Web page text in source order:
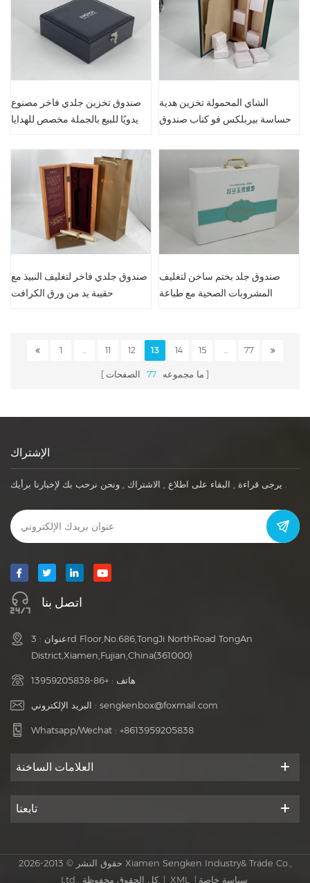
صندوق تخزين جلدي فاخر مصنوع
يدويًا للبيع بالجملة مخصص للهدايا
الشاي المحمولة تخزين هدية
حساسة بيربلكس فو كتاب صندوق
صندوق جلدي فاخر لتغليف النبيذ مع
حقيبة يد من ورق الكرافت
صندوق جلد بختم ساخن لتغليف
المشروبات الصحية مع طباعة
1 ... 11 12 13 14 15 ... 77
ما مجموعه 77 الصفحات
الإشتراك
اتصل بنا
عنوان : 3rd Floor,No.686,TongJi NorthRoad TongAn
District,Xiamen,Fujian,China(361000)
هاتف : +86-13959205838
البريد الإلكتروني : sengkenbox@foxmail.com
Whatsapp/Wechat : +8613959205838
العلامات الساخنة
تابعنا
حقوق النشر © 2013-2026 Xiamen Sengken Industry& Trade Co.,
Ltd.. كل الحقوق محفوظة. | XML | سياسة خاصة